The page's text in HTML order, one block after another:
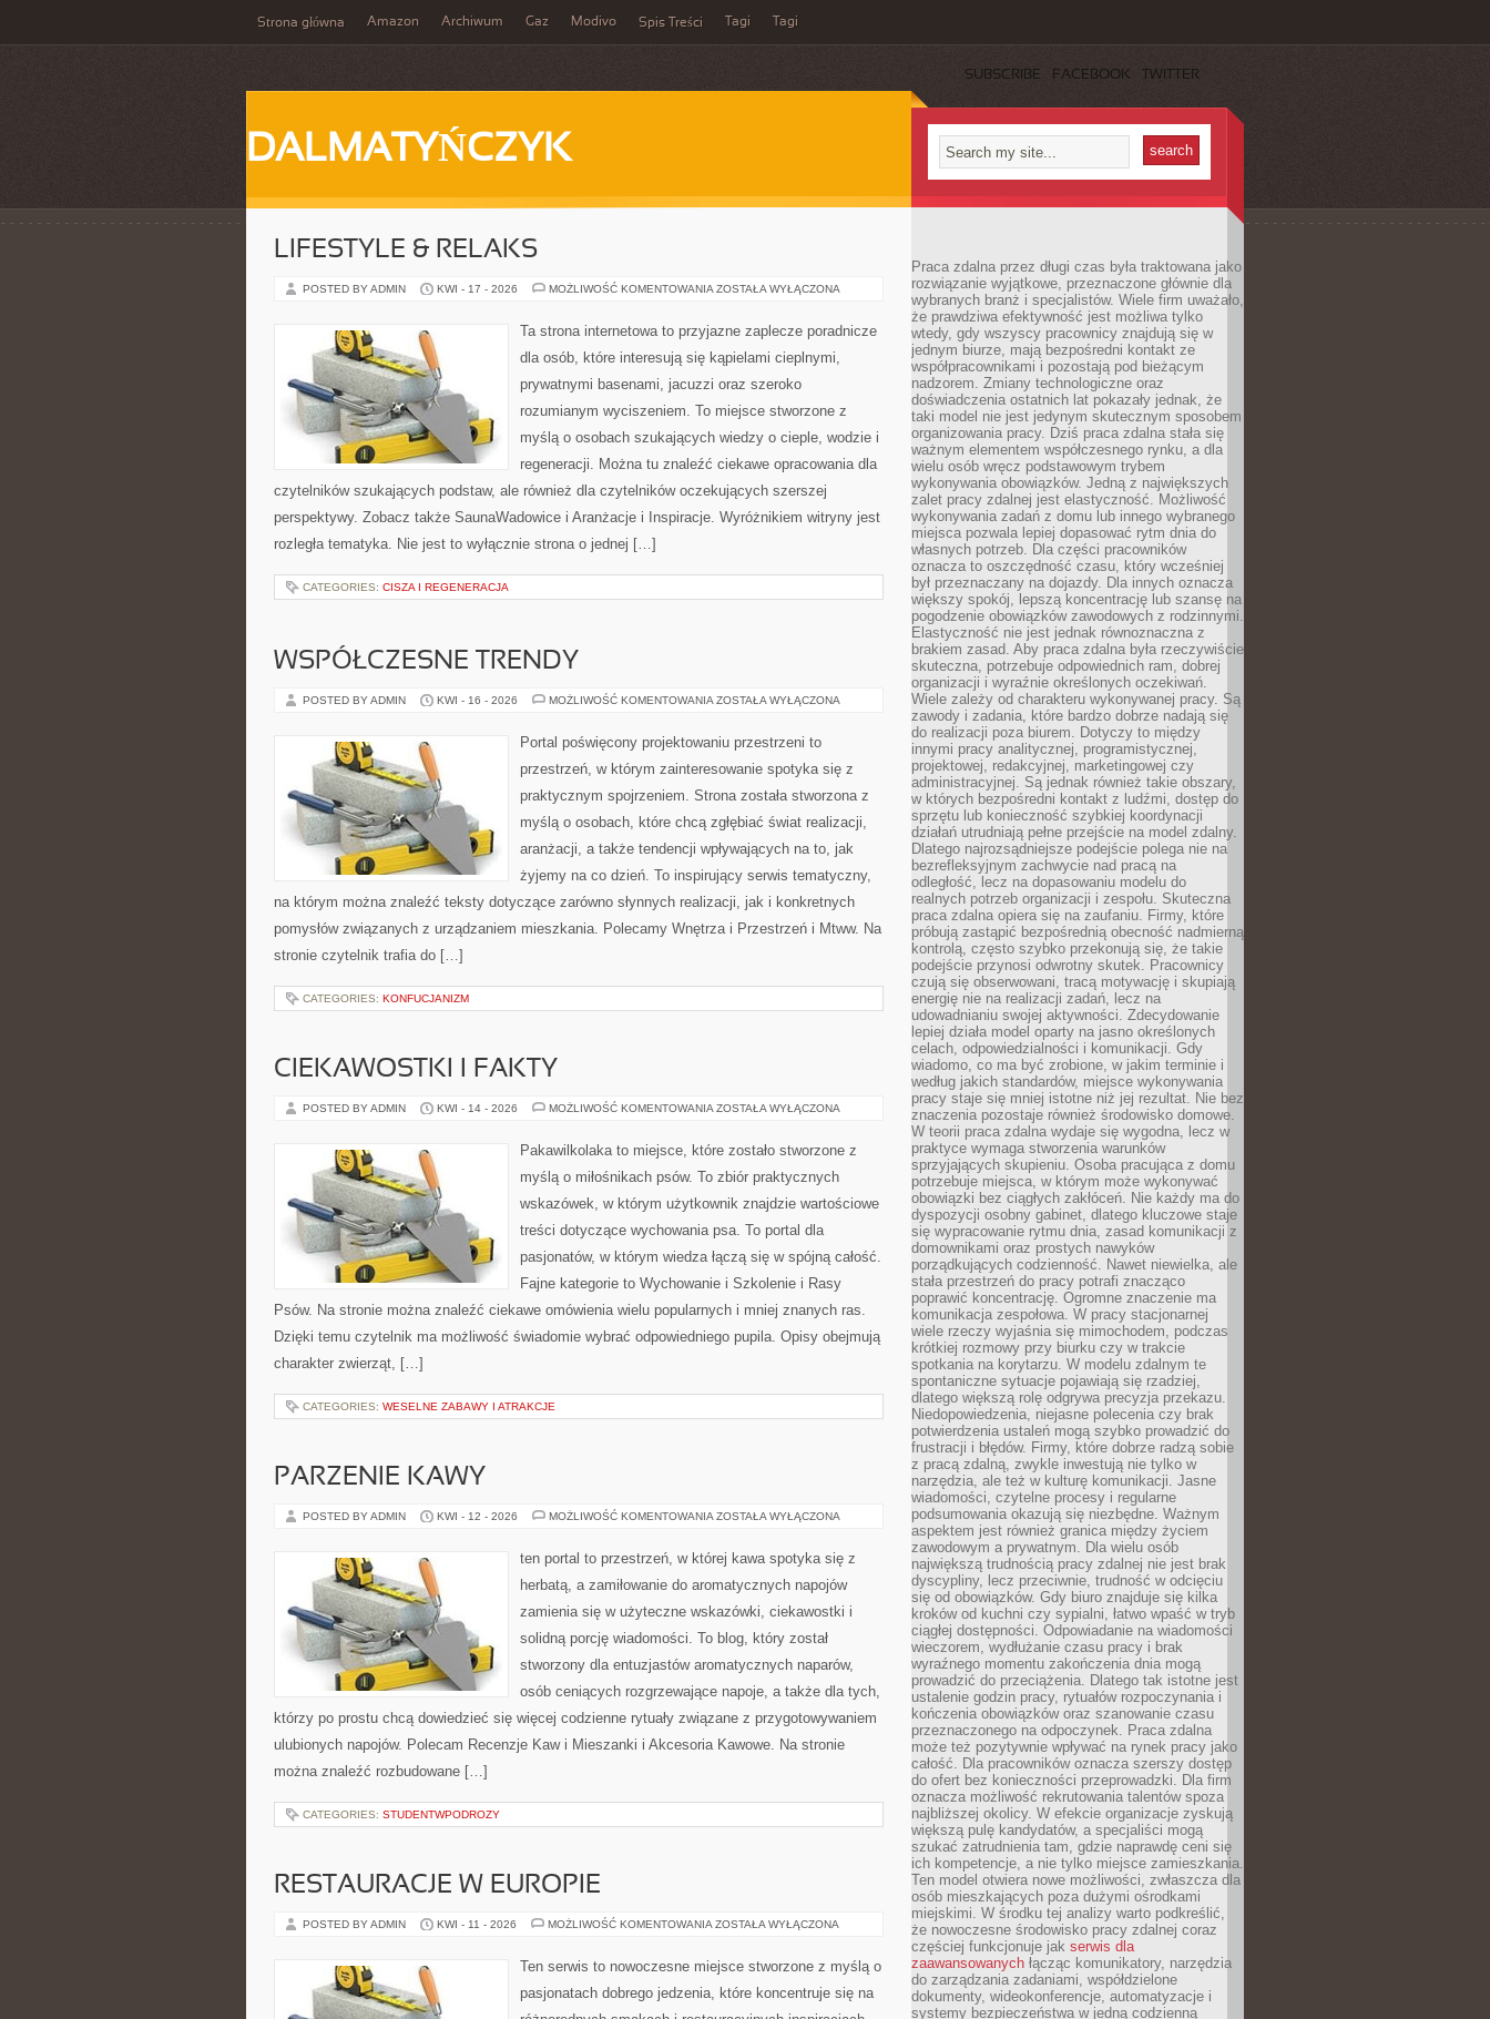
Strona główna Amazon Archiwum Gaz Modivo Spis Treści Tagi Tagi
SUBSCRIBE FACEBOOK TWITTER
DALMATYŃCZYK
LIFESTYLE & RELAKS
POSTED BY ADMIN KWI - 17 - 2026 MOŻLIWOŚĆ KOMENTOWANIA LIFESTYLE
ZOSTAŁA WYŁĄCZONA
Ta strona internetowa to przyjazne zaplecze poradnicze
dla osób, które interesują się kąpielami cieplnymi,
prywatnymi basenami, jacuzzi oraz szeroko
rozumianym wyciszeniem. To miejsce stworzone z
myślą o osobach szukających wiedzy o cieple, wodzie i
regeneracji. Można tu znaleźć ciekawe opracowania dla
czytelników szukających podstaw, ale również dla czytelników oczekujących szerszej
perspektywy. Zobacz także SaunaWadowice i Aranżacje i Inspiracje. Wyróżnikiem witryny jest
rozległa tematyka. Nie jest to wyłącznie strona o jednej […]
CATEGORIES: CISZA I REGENERACJA
WSPÓŁCZESNE TRENDY
POSTED BY ADMIN KWI - 16 - 2026 MOŻLIWOŚĆ KOMENTOWANIA WSPÓŁCZESNE
ZOSTAŁA WYŁĄCZONA
Portal poświęcony projektowaniu przestrzeni to
przestrzeń, w którym zainteresowanie spotyka się z
praktycznym spojrzeniem. Strona została stworzona z
myślą o osobach, które chcą zgłębiać świat realizacji,
aranżacji, a także tendencji wpływających na to, jak
żyjemy na co dzień. To inspirujący serwis tematyczny,
na którym można znaleźć teksty dotyczące zarówno słynnych realizacji, jak i konkretnych
pomysłów związanych z urządzaniem mieszkania. Polecamy Wnętrza i Przestrzeń i Mtww. Na
stronie czytelnik trafia do […]
CATEGORIES: KONFUCJANIZM
CIEKAWOSTKI I FAKTY
POSTED BY ADMIN KWI - 14 - 2026 MOŻLIWOŚĆ KOMENTOWANIA CIEKAWOSTKI
ZOSTAŁA WYŁĄCZONA
Pakawilkolaka to miejsce, które zostało stworzone z
myślą o miłośnikach psów. To zbiór praktycznych
wskazówek, w którym użytkownik znajdzie wartościowe
treści dotyczące wychowania psa. To portal dla
pasjonatów, w którym wiedza łączą się w spójną całość.
Fajne kategorie to Wychowanie i Szkolenie i Rasy
Psów. Na stronie można znaleźć ciekawe omówienia wielu popularnych i mniej znanych ras.
Dzięki temu czytelnik ma możliwość świadomie wybrać odpowiedniego pupila. Opisy obejmują
charakter zwierząt, […]
CATEGORIES: WESELNE ZABAWY I ATRAKCJE
PARZENIE KAWY
POSTED BY ADMIN KWI - 12 - 2026 MOŻLIWOŚĆ KOMENTOWANIA PARZENIE
ZOSTAŁA WYŁĄCZONA
ten portal to przestrzeń, w której kawa spotyka się z
herbatą, a zamiłowanie do aromatycznych napojów
zamienia się w użyteczne wskazówki, ciekawostki i
solidną porcję wiadomości. To blog, który został
stworzony dla entuzjastów aromatycznych naparów,
osób ceniących rozgrzewające napoje, a także dla tych,
którzy po prostu chcą dowiedzieć się więcej codzienne rytuały związane z przygotowywaniem
ulubionych napojów. Polecam Recenzje Kaw i Mieszanki i Akcesoria Kawowe. Na stronie
można znaleźć rozbudowane […]
CATEGORIES: STUDENTWPODROZY
RESTAURACJE W EUROPIE
POSTED BY ADMIN KWI - 11 - 2026 MOŻLIWOŚĆ KOMENTOWANIA RESTAURACJE
ZOSTAŁA WYŁĄCZONA
Ten serwis to nowoczesne miejsce stworzone z myślą o
pasjonatach dobrego jedzenia, które koncentruje się na
Praca zdalna przez długi czas była traktowana jako
rozwiązanie wyjątkowe, przeznaczone głównie dla
wybranych branż i specjalistów. Wiele firm uważało,
że prawdziwa efektywność jest możliwa tylko
wtedy, gdy wszyscy pracownicy znajdują się w
jednym biurze, mają bezpośredni kontakt ze
współpracownikami i pozostają pod bieżącym
nadzorem. Zmiany technologiczne oraz
doświadczenia ostatnich lat pokazały jednak, że
taki model nie jest jedynym skutecznym sposobem
organizowania pracy. Dziś praca zdalna stała się
ważnym elementem współczesnego rynku, a dla
wielu osób wręcz podstawowym trybem
wykonywania obowiązków. Jedną z największych
zalet pracy zdalnej jest elastyczność. Możliwość
wykonywania zadań z domu lub innego wybranego
miejsca pozwala lepiej dopasować rytm dnia do
własnych potrzeb. Dla części pracowników
oznacza to oszczędność czasu, który wcześniej
był przeznaczany na dojazdy. Dla innych oznacza
większy spokój, lepszą koncentrację lub szansę na
pogodzenie obowiązków zawodowych z rodzinnymi.
Elastyczność nie jest jednak równoznaczna z
brakiem zasad. Aby praca zdalna była rzeczywiście
skuteczna, potrzebuje odpowiednich ram, dobrej
organizacji i wyraźnie określonych oczekiwań.
Wiele zależy od charakteru wykonywanej pracy. Są
zawody i zadania, które bardzo dobrze nadają się
do realizacji poza biurem. Dotyczy to między
innymi pracy analitycznej, programistycznej,
projektowej, redakcyjnej, marketingowej czy
administracyjnej. Są jednak również takie obszary,
w których bezpośredni kontakt z ludźmi, dostęp do
sprzętu lub konieczność szybkiej koordynacji
działań utrudniają pełne przejście na model zdalny.
Dlatego najrozsądniejsze podejście polega nie na
bezrefleksyjnym zachwycie nad pracą na
odległość, lecz na dopasowaniu modelu do
realnych potrzeb organizacji i zespołu. Skuteczna
praca zdalna opiera się na zaufaniu. Firmy, które
próbują zastąpić bezpośrednią obecność nadmierną
kontrolą, często szybko przekonują się, że takie
podejście przynosi odwrotny skutek. Pracownicy
czują się obserwowani, tracą motywację i skupiają
energię nie na realizacji zadań, lecz na
udowadnianiu swojej aktywności. Zdecydowanie
lepiej działa model oparty na jasno określonych
celach, odpowiedzialności i komunikacji. Gdy
wiadomo, co ma być zrobione, w jakim terminie i
według jakich standardów, miejsce wykonywania
pracy staje się mniej istotne niż jej rezultat. Nie bez
znaczenia pozostaje również środowisko domowe.
W teorii praca zdalna wydaje się wygodna, lecz w
praktyce wymaga stworzenia warunków
sprzyjających skupieniu. Osoba pracująca z domu
potrzebuje miejsca, w którym może wykonywać
obowiązki bez ciągłych zakłóceń. Nie każdy ma do
dyspozycji osobny gabinet, dlatego kluczowe staje
się wypracowanie rytmu dnia, zasad komunikacji z
domownikami oraz prostych nawyków
porządkujących codzienność. Nawet niewielka, ale
stała przestrzeń do pracy potrafi znacząco
poprawić koncentrację. Ogromne znaczenie ma
komunikacja zespołowa. W pracy stacjonarnej
wiele rzeczy wyjaśnia się mimochodem, podczas
krótkiej rozmowy przy biurku czy w trakcie
spotkania na korytarzu. W modelu zdalnym te
spontaniczne sytuacje pojawiają się rzadziej,
dlatego większą rolę odgrywa precyzja przekazu.
Niedopowiedzenia, niejasne polecenia czy brak
potwierdzenia ustaleń mogą szybko prowadzić do
frustracji i błędów. Firmy, które dobrze radzą sobie
z pracą zdalną, zwykle inwestują nie tylko w
narzędzia, ale też w kulturę komunikacji. Jasne
wiadomości, czytelne procesy i regularne
podsumowania okazują się niezbędne. Ważnym
aspektem jest również granica między życiem
zawodowym a prywatnym. Dla wielu osób
największą trudnością pracy zdalnej nie jest brak
dyscypliny, lecz przeciwnie, trudność w odcięciu
się od obowiązków. Gdy biuro znajduje się kilka
kroków od kuchni czy sypialni, łatwo wpaść w tryb
ciągłej dostępności. Odpowiadanie na wiadomości
wieczorem, wydłużanie czasu pracy i brak
wyraźnego momentu zakończenia dnia mogą
prowadzić do przeciążenia. Dlatego tak istotne jest
ustalenie godzin pracy, rytuałów rozpoczynania i
kończenia obowiązków oraz szanowanie czasu
przeznaczonego na odpoczynek. Praca zdalna
może też pozytywnie wpływać na rynek pracy jako
całość. Dla pracowników oznacza szerszy dostęp
do ofert bez konieczności przeprowadzki. Dla firm
oznacza możliwość rekrutowania talentów spoza
najbliższej okolicy. W efekcie organizacje zyskują
większą pulę kandydatów, a specjaliści mogą
szukać zatrudnienia tam, gdzie naprawdę ceni się
ich kompetencje, a nie tylko miejsce zamieszkania.
Ten model otwiera nowe możliwości, zwłaszcza dla
osób mieszkających poza dużymi ośrodkami
miejskimi. W środku tej analizy warto podkreślić,
że nowoczesne środowisko pracy zdalnej coraz
częściej funkcjonuje jak serwis dla
zaawansowanych łącząc komunikatory, narzędzia
do zarządzania zadaniami, współdzielone
dokumenty, wideokonferencje, automatyzacje i
systemy bezpieczeństwa w jedną codzienną